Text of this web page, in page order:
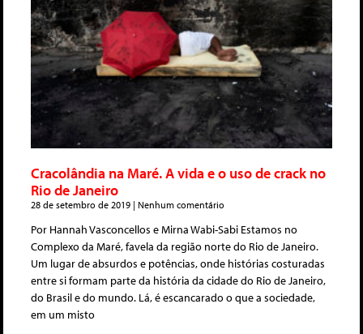
Cracolândia na Maré. A vida e o uso de crack no
Rio de Janeiro
28 de setembro de 2019 Nenhum comentário
Por Hannah Vasconcellos e Mirna Wabi-Sabi Estamos no
Complexo da Maré, favela da região norte do Rio de Janeiro.
Um lugar de absurdos e potências, onde histórias costuradas
entre si formam parte da história da cidade do Rio de Janeiro,
do Brasil e do mundo. Lá, é escancarado o que a sociedade,
em um misto